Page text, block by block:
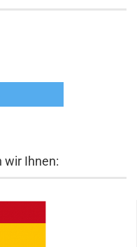
wir Ihnen: